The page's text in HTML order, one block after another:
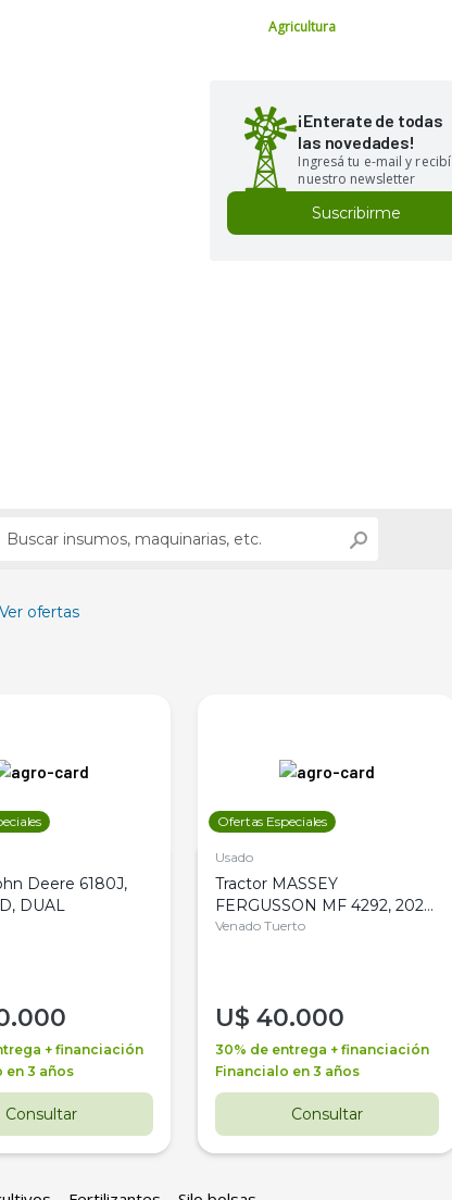
Agricultura
¡Enterate de todas
las novedades!
Ingresá tu e-mail y recibí
nuestro newsletter
Suscribirme
Ver ofertas
Deere 6180J,
DUAL
+ financiación
en 3 años
Consultar
Ofertas Especiales
Usado
Tractor MASSEY
FERGUSSON MF 4292, 2020,
4WD, PATON
Venado Tuerto
U$ 40.000
30% de entrega + financiación
Financialo en 3 años
Consultar